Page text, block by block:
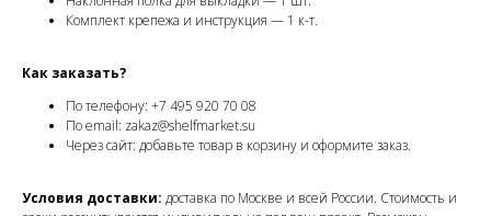
Комплект крепежа и инструкция — 1 к-т.
Как заказать?
По телефону: +7 495 920 70 08
По email: zakaz@shelfmarket.su
Через сайт: добавьте товар в корзину и оформите заказ.
Условия доставки: доставка по Москве и всей России. Стоимость и